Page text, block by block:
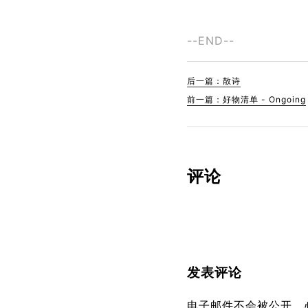
--END--
后一篇：散诗
前一篇：好物清单 - Ongoing
评论
发表评论